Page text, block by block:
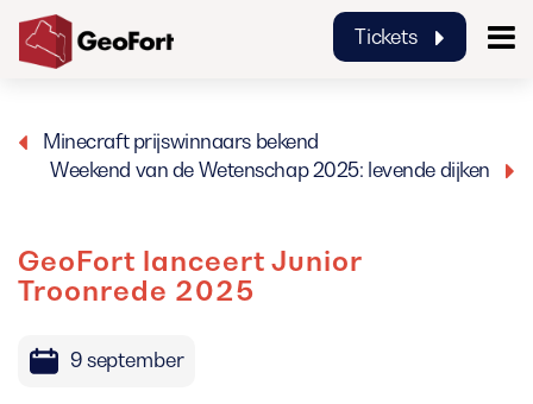
Tickets
Minecraft prijswinnaars bekend
Weekend van de Wetenschap 2025: levende dijken
GeoFort lanceert Junior
Troonrede 2025
9 september